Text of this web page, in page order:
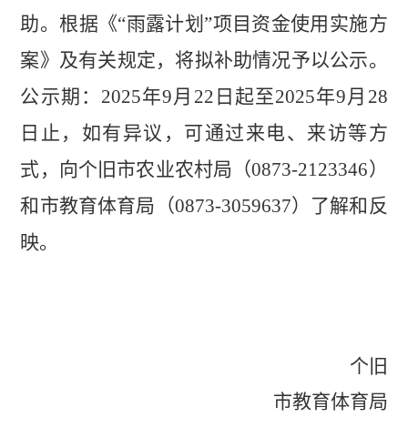
助。根据《“雨露计划 ”项目资金使用实施方
案》及有关规定，将拟补助情况予以公示。
公示期： 2025年9月 22 日起至2025年9月 28
日止，如有异议，可通过来电、来访等方
式，向个旧市农业农村局（0873-2123346）
和市教育体育局（0873-3059637）了解和反
映。
个旧
市教育体育局